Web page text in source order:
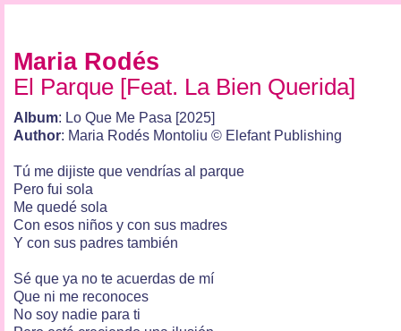
Maria Rodés
El Parque [Feat. La Bien Querida]
Album: Lo Que Me Pasa [2025]
Author: Maria Rodés Montoliu © Elefant Publishing
Tú me dijiste que vendrías al parque
Pero fui sola
Me quedé sola
Con esos niños y con sus madres
Y con sus padres también
Sé que ya no te acuerdas de mí
Que ni me reconoces
No soy nadie para ti